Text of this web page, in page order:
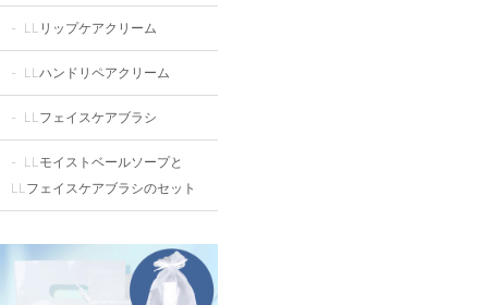
LLリップケアクリーム
LLハンドリペアクリーム
LLフェイスケアブラシ
LLモイストベールソープと
LLフェイスケアブラシのセット